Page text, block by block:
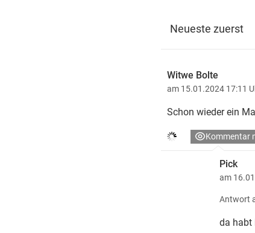
Neueste zuerst
Witwe Bolte
am 15.01.2024 17:11
Schon wieder ein
Kommentar
Pick
am
Antwort
da habt